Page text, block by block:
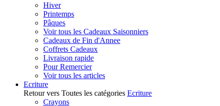
Hiver
Printemps
Pâques
Voir tous les Cadeaux Saisonniers
Cadeaux de Fin d'Annee
Coffrets Cadeaux
Livraison rapide
Pour Remercier
Voir tous les articles
Ecriture
Retour vers Toutes les catégories Ecriture
Crayons